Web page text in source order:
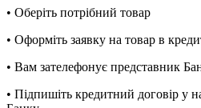
• Оберіть потрібний товар
• Оформіть заявку на товар в
• Вам зателефонує представник
• Підпишіть кредитний договір у